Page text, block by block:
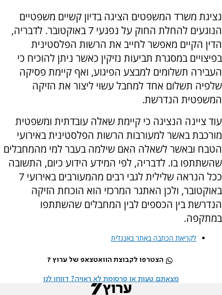
נציגת משרד המשפטים הציגה בדיון קשיים משפטיים
הנוגעים להחלת החוק על נפגעי 7 באוקטובר. לדבריה,
הדין הקיים מאפשר לחייב את הרשות הפלסטינית
בפיצויים במסגרת תביעות נזיקין כאשר ניתן להוכיח כי
העבירה תשלומים למבצע הפיגוע, ואף קיימת פסיקה
שלפיה תשלום אחד למחבל עשוי ליצור את הזיקה
המשפטית הנדרשת.
עוד ציינה הנציגה כי קיימת שאלה עובדתית ומשפטית
מורכבת באשר למעורבות הרשות הפלסטינית באירועי
הטבח ובאשר לשאלה האם שילמה בעבר למי מהמחבלים
שהשתתפו בו. לדבריה, לפי המידע הידוע כיום, התשובה
ככל הנראה שלילית לגבי רבים מהמעורבים באירועי 7
באוקטובר, ולכן האתגר המרכזי הוא הוכחת הזיקה
הנדרשת בין הכספים לבין המחבלים שהשתתפו
במתקפה.
לקריאת הכתבה באתר באנגלית
הצטרפו לקבוצת הוואטצאפ של ערוץ 7
מצאתם טעות או פרסומת לא ראויה? דווחו לנו